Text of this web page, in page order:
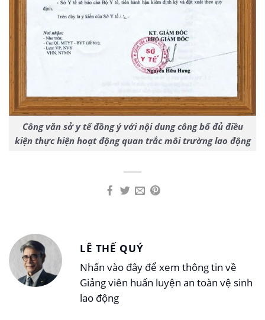
Công văn sở y tế đồng ý với nội dung công bố đủ điều
kiện thực hiện hoạt động quan trắc môi trường lao động
LÊ THẾ QUÝ
Nhấn vào đây để xem thông tin về
Giảng viên huấn luyện an toàn vệ sinh
lao động